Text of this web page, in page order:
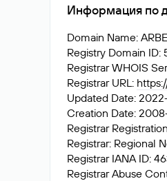
Информация по
Domain Name:
Registry Domain
Registrar WHOIS
Registrar URL:
Updated Date:
Creation Date:
Registrar
Registrar: Regional
Registrar IANA ID:
Registrar Abuse